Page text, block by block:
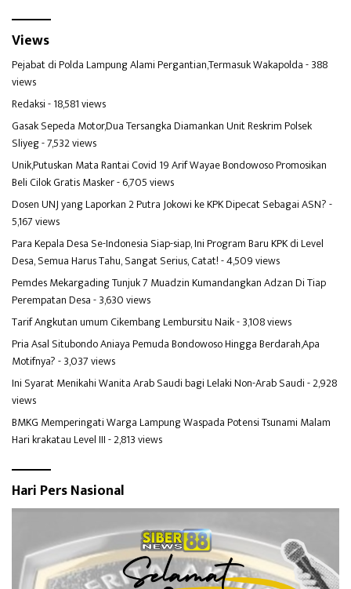
Views
Pejabat di Polda Lampung Alami Pergantian,Termasuk Wakapolda- 388
views
Redaksi- 18,581 views
Gasak Sepeda Motor,Dua Tersangka Diamankan Unit Reskrim Polsek
Sliyeg- 7,532 views
Unik,Putuskan Mata Rantai Covid 19 Arif Wayae Bondowoso Promosikan
Beli Cilok Gratis Masker- 6,705 views
Dosen UNJ yang Laporkan 2 Putra Jokowi ke KPK Dipecat Sebagai ASN?-
5,167 views
Para Kepala Desa Se-Indonesia Siap-siap, Ini Program Baru KPK di Level
Desa, Semua Harus Tahu, Sangat Serius, Catat!- 4,509 views
Pemdes Mekargading Tunjuk 7 Muadzin Kumandangkan Adzan Di Tiap
Perempatan Desa- 3,630 views
Tarif Angkutan umum Cikembang Lembursitu Naik- 3,108 views
Pria Asal Situbondo Aniaya Pemuda Bondowoso Hingga Berdarah,Apa
Motifnya?- 3,037 views
Ini Syarat Menikahi Wanita Arab Saudi bagi Lelaki Non-Arab Saudi- 2,928
views
BMKG Memperingati Warga Lampung Waspada Potensi Tsunami Malam
Hari krakatau Level III- 2,813 views
Hari Pers Nasional